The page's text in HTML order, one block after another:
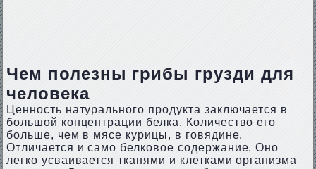
Чем полезны грибы грузди для
человека
Ценность натурального продукта заключается в
большой концентрации белка. Количество его
больше, чем в мясе курицы, в говядине.
Отличается и само белковое содержание. Оно
легко усваивается тканями и клетками организма